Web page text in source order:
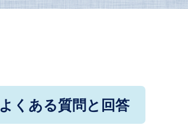
よくある質問と回答